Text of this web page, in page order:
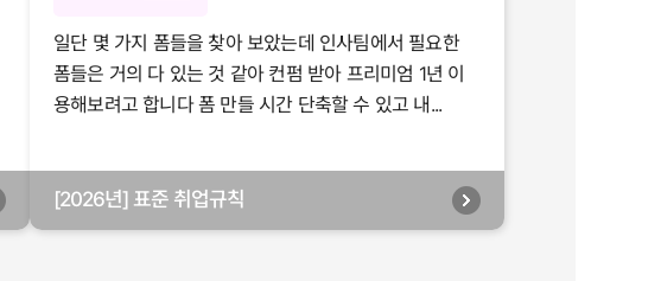
일단 몇 가지 폼들을 찾아 보았는데 인사팀에서 필요한
폼들은 거의 다 있는 것 같아 컨펌 받아 프리미엄 1년 이
용해보려고 합니다 폼 만들 시간 단축할 수 있고 내...
[2026년] 표준 취업규칙